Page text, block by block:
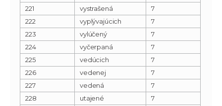
221
vystrašená
7
222
vyplývajúcich
7
223
vylúčený
7
224
vyčerpaná
7
225
vedúcich
7
226
vedenej
7
227
vedená
7
228
utajené
7